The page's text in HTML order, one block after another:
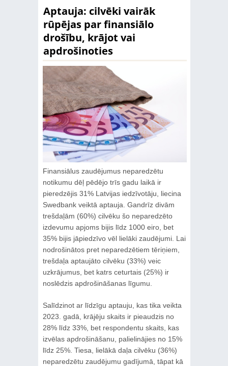
Aptauja: cilvēki vairāk
rūpējas par finansiālo
drošību, krājot vai
apdrošinoties
Finansiālus zaudējumus neparedzētu
notikumu dēļ pēdējo trīs gadu laikā ir
pieredzējis 31% Latvijas iedzīvotāju, liecina
Swedbank veiktā aptauja. Gandrīz divām
trešdaļām (60%) cilvēku šo neparedzēto
izdevumu apjoms bijis līdz 1000 eiro, bet
35% bijis jāpiedzīvo vēl lielāki zaudējumi. Lai
nodrošinātos pret neparedzētiem tēriņiem,
trešdaļa aptaujāto cilvēku (33%) veic
uzkrājumus, bet katrs ceturtais (25%) ir
noslēdzis apdrošināšanas līgumu.
Salīdzinot ar līdzīgu aptauju, kas tika veikta
2023. gadā, krājēju skaits ir pieaudzis no
28% līdz 33%, bet respondentu skaits, kas
izvēlas apdrošināšanu, palielinājies no 15%
līdz 25%. Tiesa, lielākā daļa cilvēku (36%)
neparedzētu zaudējumu gadījumā, tāpat kā